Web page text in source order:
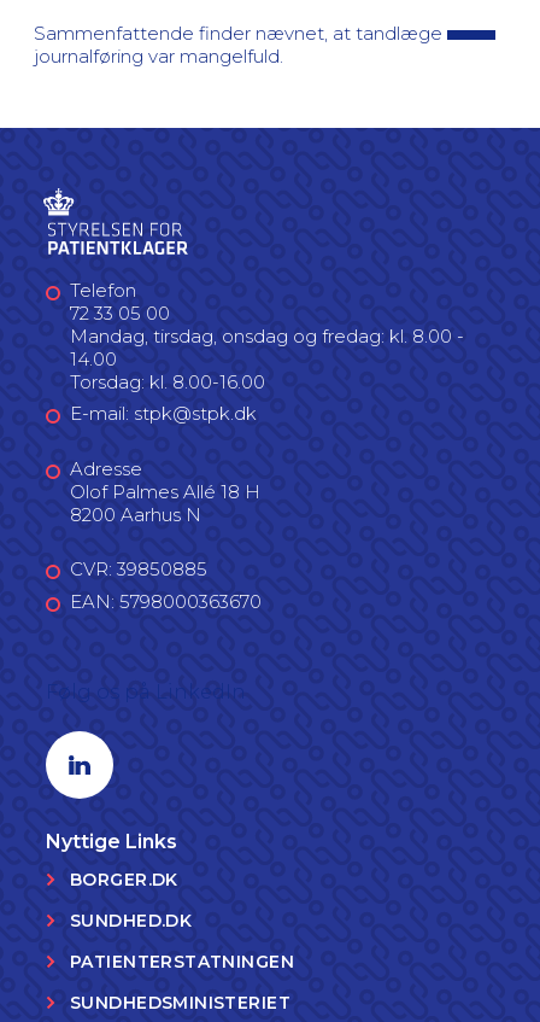
Sammenfattende finder nævnet, at tandlæge
journalføring var mangelfuld.
Telefon
72 33 05 00
Mandag, tirsdag, onsdag og fredag: kl. 8.00 -
14.00
Torsdag: kl. 8.00-16.00
E-mail: stpk@stpk.dk
Adresse
Olof Palmes Allé 18 H
8200 Aarhus N
CVR: 39850885
EAN: 5798000363670
Linkedin profil
Nyttige Links
BORGER.DK
SUNDHED.DK
PATIENTERSTATNINGEN
SUNDHEDSMINISTERIET